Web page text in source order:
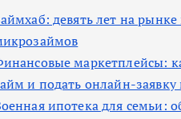
девять лет на рынке
маркетплейсы:
и подать онлайн-заявку
ипотека для семьи: